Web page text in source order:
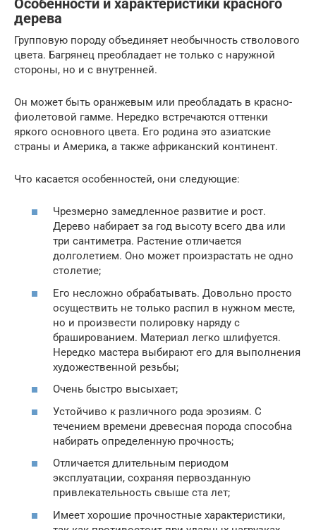
Особенности и характеристики красного
дерева
Групповую породу объединяет необычность стволового
цвета. Багрянец преобладает не только с наружной
стороны, но и с внутренней.
Он может быть оранжевым или преобладать в красно-
фиолетовой гамме. Нередко встречаются оттенки
яркого основного цвета. Его родина это азиатские
страны и Америка, а также африканский континент.
Что касается особенностей, они следующие:
Чрезмерно замедленное развитие и рост.
Дерево набирает за год высоту всего два или
три сантиметра. Растение отличается
долголетием. Оно может произрастать не одно
столетие;
Его несложно обрабатывать. Довольно просто
осуществить не только распил в нужном месте,
но и произвести полировку наряду с
брашированием. Материал легко шлифуется.
Нередко мастера выбирают его для выполнения
художественной резьбы;
Очень быстро высыхает;
Устойчиво к различного рода эрозиям. С
течением времени древесная порода способна
набирать определенную прочность;
Отличается длительным периодом
эксплуатации, сохраняя первозданную
привлекательность свыше ста лет;
Имеет хорошие прочностные характеристики,